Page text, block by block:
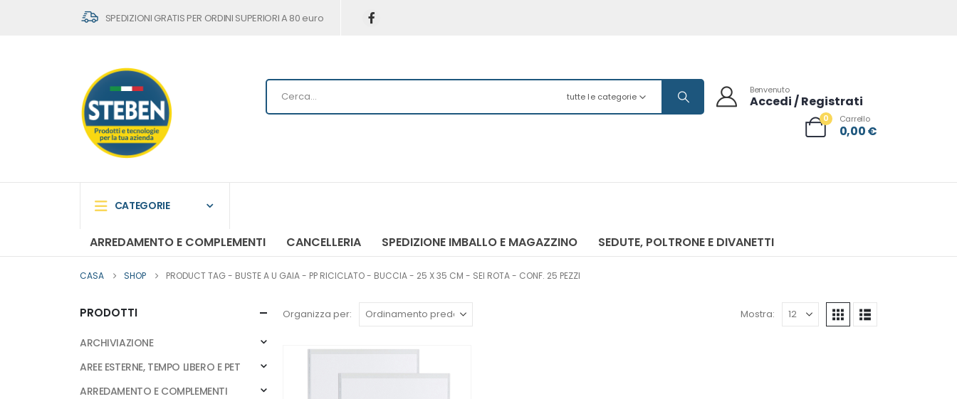
SPEDIZIONI GRATIS PER ORDINI SUPERIORI A 80 euro
tutte le categorie
Benvenuto
Accedi / Registrati
0 Carrello
0,00€
CATEGORIE
ARREDAMENTO E COMPLEMENTI CANCELLERIA SPEDIZIONE IMBALLO E MAGAZZINO SEDUTE, POLTRONE E DIVANETTI
CASA SHOP PRODUCT TAG - BUSTE A U GAIA - PP RICICLATO - BUCCIA - 25 X 35 CM - SEI ROTA - CONF. 25 PEZZI
Organizza per: Mostra:
PRODOTTI
ARCHIVIAZIONE
AREE ESTERNE, TEMPO LIBERO E PET
ARREDAMENTO E COMPLEMENTI